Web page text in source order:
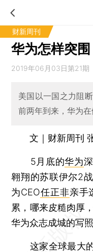
财新周刊
华为怎样突
2019年06月03日第21期
美国以一国之力阻
前两年到来，华为在
文｜财新周刊
5月底的华为
翱翔的苏联伊尔2
为CEO任正非亲手
累，哪来皮糙肉厚
华为众志成城的写照
这家全球最大的